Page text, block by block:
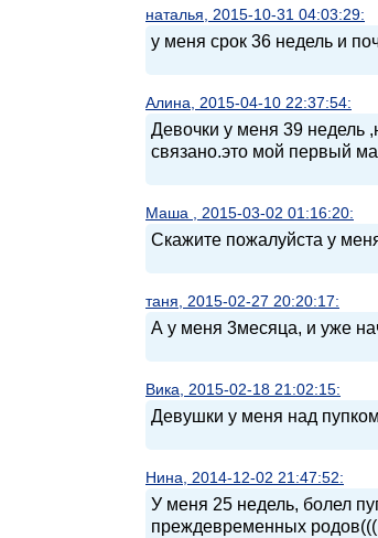
наталья, 2015-10-31 04:03:29:
у меня срок 36 недель и
Алина, 2015-04-10 22:37:54:
Девочки у меня 39 недель
связано.это мой первый
Маша , 2015-03-02 01:16:20:
Скажите пожалуйста у
таня, 2015-02-27 20:20:17:
А у меня 3месяца, и уже
Вика, 2015-02-18 21:02:15:
Девушки у меня над
Нина, 2014-12-02 21:47:52:
У меня 25 недель, болел
преждевременных